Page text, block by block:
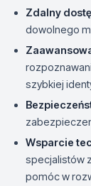
Zdalny
dowolnego
szybkiej
Wsparcie
specjalistów
pomóc w